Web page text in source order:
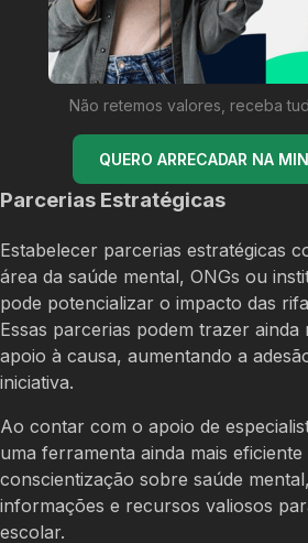
Não retemos valores, receba
QUERO ARRECADAR NA
Parcerias Estratégicas
Estabelecer parcerias estratégicas
área da saúde mental, ONGs ou
pode potencializar o impacto das
Essas parcerias podem trazer ainda
apoio à causa, aumentando a
iniciativa.
Ao contar com o apoio de
uma ferramenta ainda mais
conscientização sobre saúde
informações e recursos valiosos
escolar.